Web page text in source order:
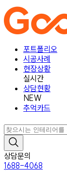
포트폴리오
시공사례
현장상황
실시간
상담현황
NEW
추억카드
상담문의
1688-4068